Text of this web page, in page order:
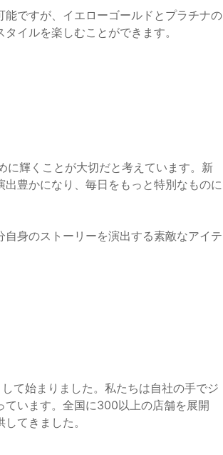
ですが、イエローゴールドとプラチナの
イルを楽しむことができます。
に輝くことが大切だと考えています。新
豊かになり、毎日をもっと特別なものに
身のストーリーを演出する素敵なアイテ
て始まりました。私たちは自社の手でジ
ています。全国に300以上の店舗を展開
てきました。